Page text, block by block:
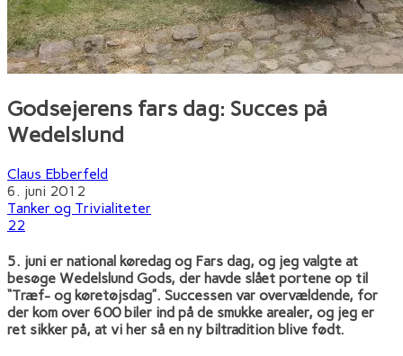
Godsejerens fars dag: Succes på
Wedelslund
Claus Ebberfeld
6. juni 2012
Tanker og Trivialiteter
22
5. juni er national køredag og Fars dag, og jeg valgte at
besøge Wedelslund Gods, der havde slået portene op til
“Træf- og køretøjsdag”. Successen var overvældende, for
der kom over 600 biler ind på de smukke arealer, og jeg er
ret sikker på, at vi her så en ny biltradition blive født.